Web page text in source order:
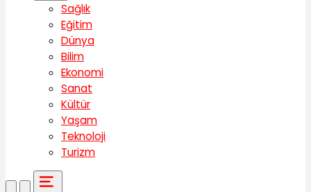
Sağlık
Eğitim
Dünya
Bilim
Ekonomi
Sanat
Kültür
Yaşam
Teknoloji
Turizm